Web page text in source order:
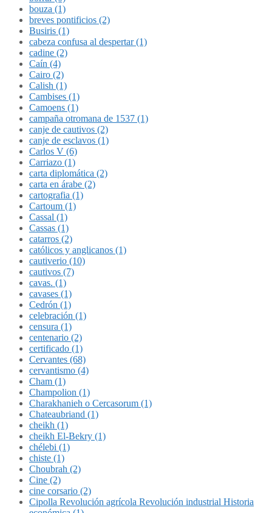
bouza (1)
breves pontificios (2)
Busiris (1)
cabeza confusa al despertar (1)
cadine (2)
Caín (4)
Cairo (2)
Calish (1)
Cambises (1)
Camoens (1)
campaña otromana de 1537 (1)
canje de cautivos (2)
canje de esclavos (1)
Carlos V (6)
Carriazo (1)
carta diplomática (2)
carta en árabe (2)
cartografia (1)
Cartoum (1)
Cassal (1)
Cassas (1)
catarros (2)
católicos y anglicanos (1)
cautiverio (10)
cautivos (7)
cavas. (1)
cavases (1)
Cedrón (1)
celebración (1)
censura (1)
centenario (2)
certificado (1)
Cervantes (68)
cervantismo (4)
Cham (1)
Champolion (1)
Charakhanieh o Cercasorum (1)
Chateaubriand (1)
cheikh (1)
cheikh El-Bekry (1)
chélebi (1)
chiste (1)
Choubrah (2)
Cine (2)
cine corsario (2)
Cipolla Revolución agrícola Revolución industrial Historia